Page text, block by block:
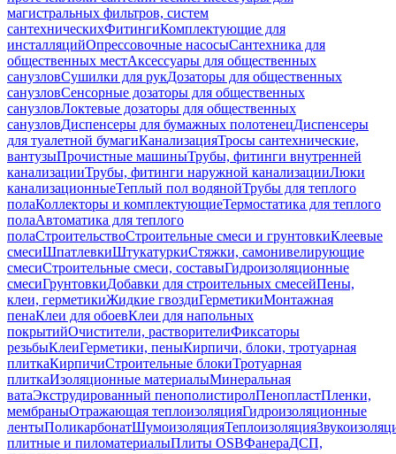
магистральных фильтров, систем
сантехническихФитингиКомплектующие для
инсталляцийОпрессовочные насосыСантехника для
общественных местАксессуары для общественных
санузловСушилки для рукДозаторы для общественных
санузловСенсорные дозаторы для общественных
санузловЛоктевые дозаторы для общественных
санузловДиспенсеры для бумажных полотенецДиспенсеры
для туалетной бумагиКанализацияТросы сантехнические,
вантузыПрочистные машиныТрубы, фитинги внутренней
канализацииТрубы, фитинги наружной канализацииЛюки
канализационныеТеплый пол водянойТрубы для теплого
полаКоллекторы и комплектующиеТермостатика для теплого
полаАвтоматика для теплого
полаСтроительствоСтроительные смеси и грунтовкиКлеевые
смесиШпатлевкиШтукатуркиСтяжки, самонивелирующие
смесиСтроительные смеси, составыГидроизоляционные
смесиГрунтовкиДобавки для строительных смесейПены,
клеи, герметикиЖидкие гвоздиГерметикиМонтажная
пенаКлеи для обоевКлеи для напольных
покрытийОчистители, растворителиФиксаторы
резьбыКлеиГерметики, пеныКирпичи, блоки, тротуарная
плиткаКирпичиСтроительные блокиТротуарная
плиткаИзоляционные материалыМинеральная
ватаЭкструдированный пенополистиролПенопластПленки,
мембраныОтражающая теплоизоляцияГидроизоляционные
лентыПоликарбонатШумоизоляцияТеплоизоляция
плитные и пиломатериалыПлиты OSBФанераДСП,